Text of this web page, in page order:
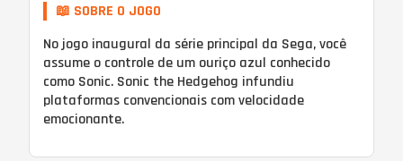
📖 SOBRE O JOGO
No jogo inaugural da série principal da Sega, você
assume o controle de um ouriço azul conhecido
como Sonic. Sonic the Hedgehog infundiu
plataformas convencionais com velocidade
emocionante.